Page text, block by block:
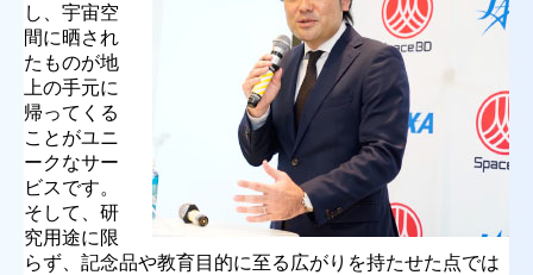
し、宇宙空
間に晒され
たものが地
上の手元に
帰ってくる
ことがユニ
ークなサー
ビスです。
そして、研
究用途に限
らず、記念品や教育目的に至る広がりを持たせた点では